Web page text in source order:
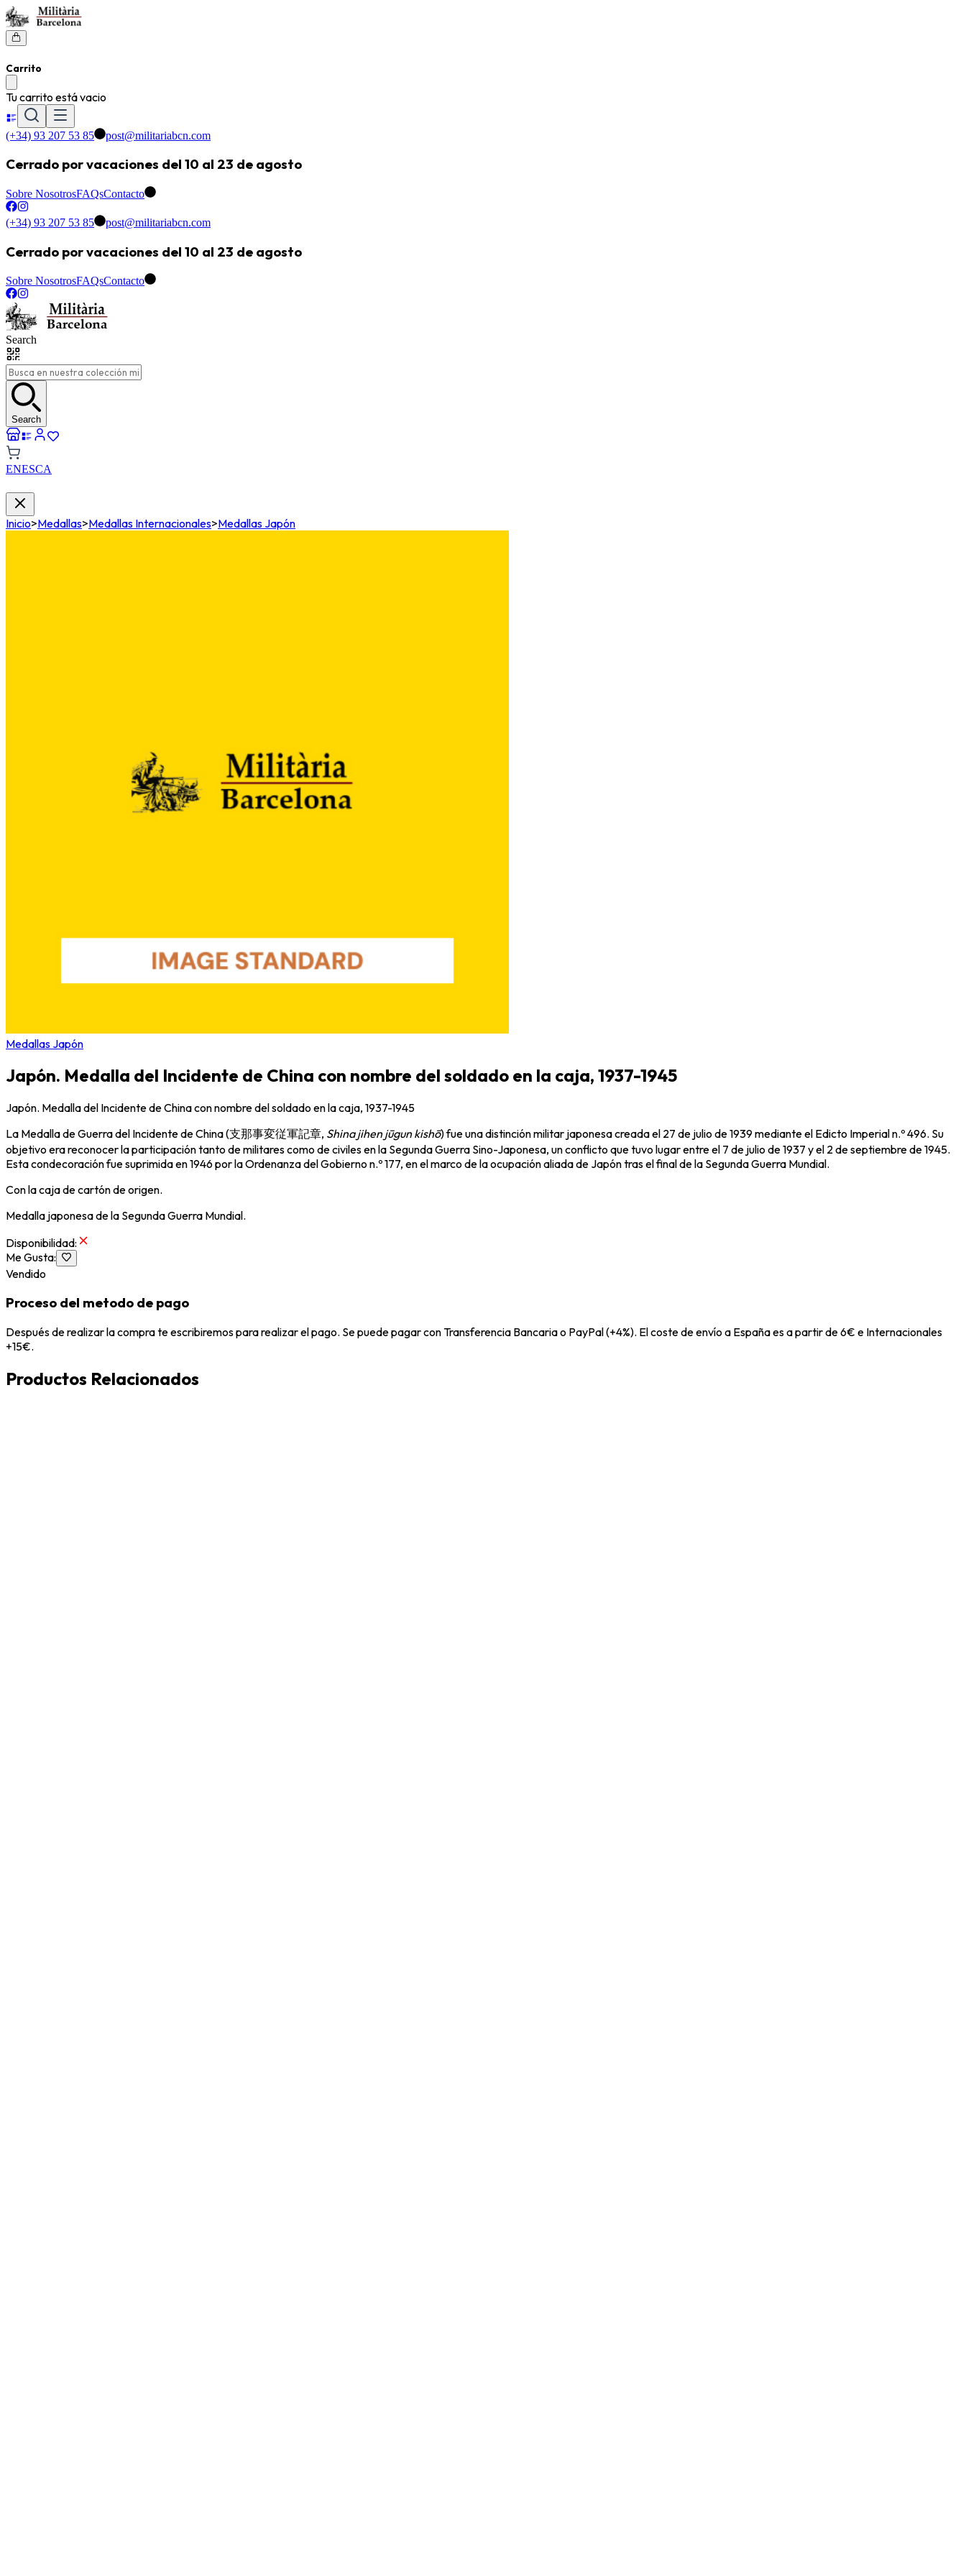
Carrito
Tu carrito está vacio
(+34) 93 207 53 85 post@militariabcn.com
Cerrado por vacaciones del 10 al 23 de agosto
Sobre NosotrosFAQsContacto
(+34) 93 207 53 85 post@militariabcn.com
Cerrado por vacaciones del 10 al 23 de agosto
Sobre NosotrosFAQsContacto
Search
Search
ENESCA
Inicio>Medallas>Medallas Internacionales>Medallas Japón
Medallas Japón
Japón. Medalla del Incidente de China con nombre del soldado en la caja, 1937-1945
Japón. Medalla del Incidente de China con nombre del soldado en la caja, 1937-1945
La Medalla de Guerra del Incidente de China (支那事変従軍記章, Shina jihen jūgun kishō) fue una distinción militar japonesa creada el 27 de julio de 1939 mediante el Edicto Imperial n.º 496. Su
objetivo era reconocer la participación tanto de militares como de civiles en la Segunda Guerra Sino-Japonesa, un conflicto que tuvo lugar entre el 7 de julio de 1937 y el 2 de septiembre de 1945.
Esta condecoración fue suprimida en 1946 por la Ordenanza del Gobierno n.º 177, en el marco de la ocupación aliada de Japón tras el final de la Segunda Guerra Mundial.
Con la caja de cartón de origen.
Medalla japonesa de la Segunda Guerra Mundial.
Disponibilidad:
Me Gusta:
Vendido
Proceso del metodo de pago
Después de realizar la compra te escribiremos para realizar el pago. Se puede pagar con Transferencia Bancaria o PayPal (+4%). El coste de envío a España es a partir de 6€ e Internacionales
+15€.
Productos Relacionados